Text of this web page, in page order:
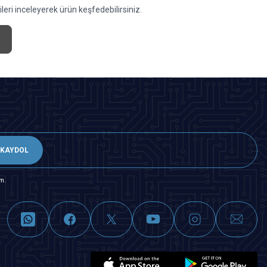
inceleyerek ürün keşfedebilirsiniz.
KAYDOL